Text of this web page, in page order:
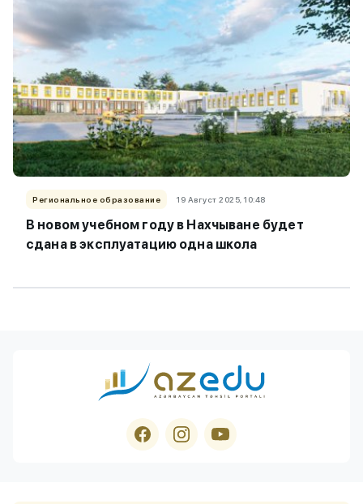
Региональное образование 19 Август 2025, 10:48
В новом учебном году в Нахчыване будет
сдана в эксплуатацию одна школа